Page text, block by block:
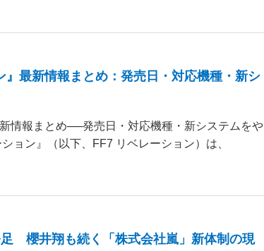
』最新情報まとめ：発売日・対応機種・新シ
情報まとめ──発売日・対応機種・新システムをや
ョン』（以下、FF7 リベレーション）は、
櫻井翔も続く「株式会社嵐」新体制の現